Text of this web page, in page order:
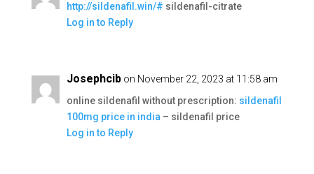
http://sildenafil.win/# sildenafil-citrate
Log in to Reply
Josephcib on November 22, 2023 at 11:58 am
online sildenafil without prescription: sildenafil
100mg price in india – sildenafil price
Log in to Reply